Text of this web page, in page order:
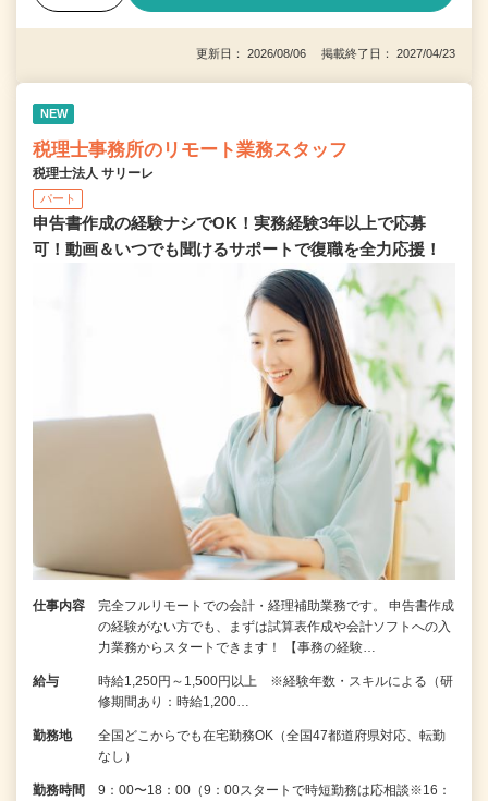
更新日： 2026/08/06 掲載終了日： 2027/04/23
NEW
税理士事務所のリモート業務スタッフ
税理士法人 サリーレ
パート
申告書作成の経験ナシでOK！実務経験3年以上で応募
可！動画＆いつでも聞けるサポートで復職を全⼒応援！
仕事内容
完全フルリモートでの会計・経理補助業務です。 申告書作成
の経験がない⽅でも、まずは試算表作成や会計ソフトへの⼊
⼒業務からスタートできます！ 【事務の経験…
給与
時給1,250円～1,500円以上 ※経験年数・スキルによる（研
修期間あり：時給1,200…
勤務地
全国どこからでも在宅勤務OK（全国47都道府県対応、転勤
なし）
勤務時間 9：00〜18：00（9：00スタートで時短勤務は応相談※16：